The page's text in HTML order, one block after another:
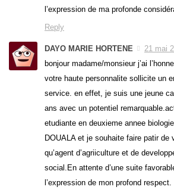
l’expression de ma profonde
Reply
DAYO MARIE HORTENE
21 mai
bonjour madame/monsieur j’ai
votre haute personnalite sollicite un
service. en effet, je suis une jeune
ans avec un potentiel
etudiante en deuxieme annee
DOUALA et je souhaite faire patir de
qu’agent d’agriiculture et de
social.En attente d’une suite
l’expression de mon profond respect.